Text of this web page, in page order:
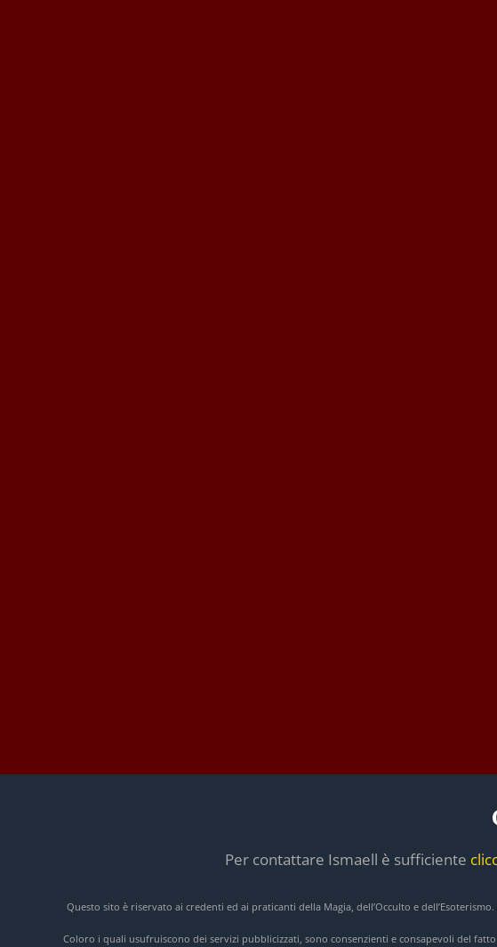
Per contattare Ismaell è sufficiente
Questo sito è riservato ai credenti ed ai praticanti della Magia, dell’Occulto e
Coloro i quali usufruiscono dei servizi pubblicizzati, sono consenzienti e consapevoli del